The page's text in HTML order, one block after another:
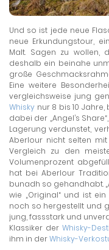
Und so ist jede neue
neue Erkundungstour,
Malt. Sagen zu wollen,
deshalb ein beinahe
große
Eine weitere
vergleichsweise jung
Whisky nur 8 bis 10
dabei der „Angel’s
Lagerung verdunstet,
Aberlour nicht selten
Vergleich zu den
Volumenprozent
hat bei Aberlour
bunadh so gehandhabt.
wie „Original“ und ist
noch so hergestellt und
jung, fassstark und
Klassiker derWhisky-
ihm in derWhisky-